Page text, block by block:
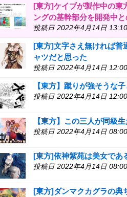
[東方]ケイブが製作中の東
ングの基幹部分を開発中
投稿日 2022年4月14日
[東方]文字さえ無ければ普
ャツだと思った
投稿日 2022年4月14日
【東方】蹴りが強そうな
投稿日 2022年4月14日
【東方】この三人が同級
投稿日 2022年4月14日
[東方]依神紫苑は美女であ
投稿日 2022年4月14日
[東方]ダンマクカグラの典